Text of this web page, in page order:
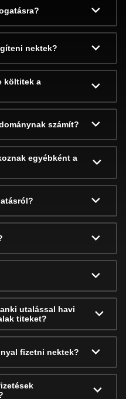
nektek?
költitek a
számít?
egyébként a
utalással havi
titeket?
fizetni nektek?